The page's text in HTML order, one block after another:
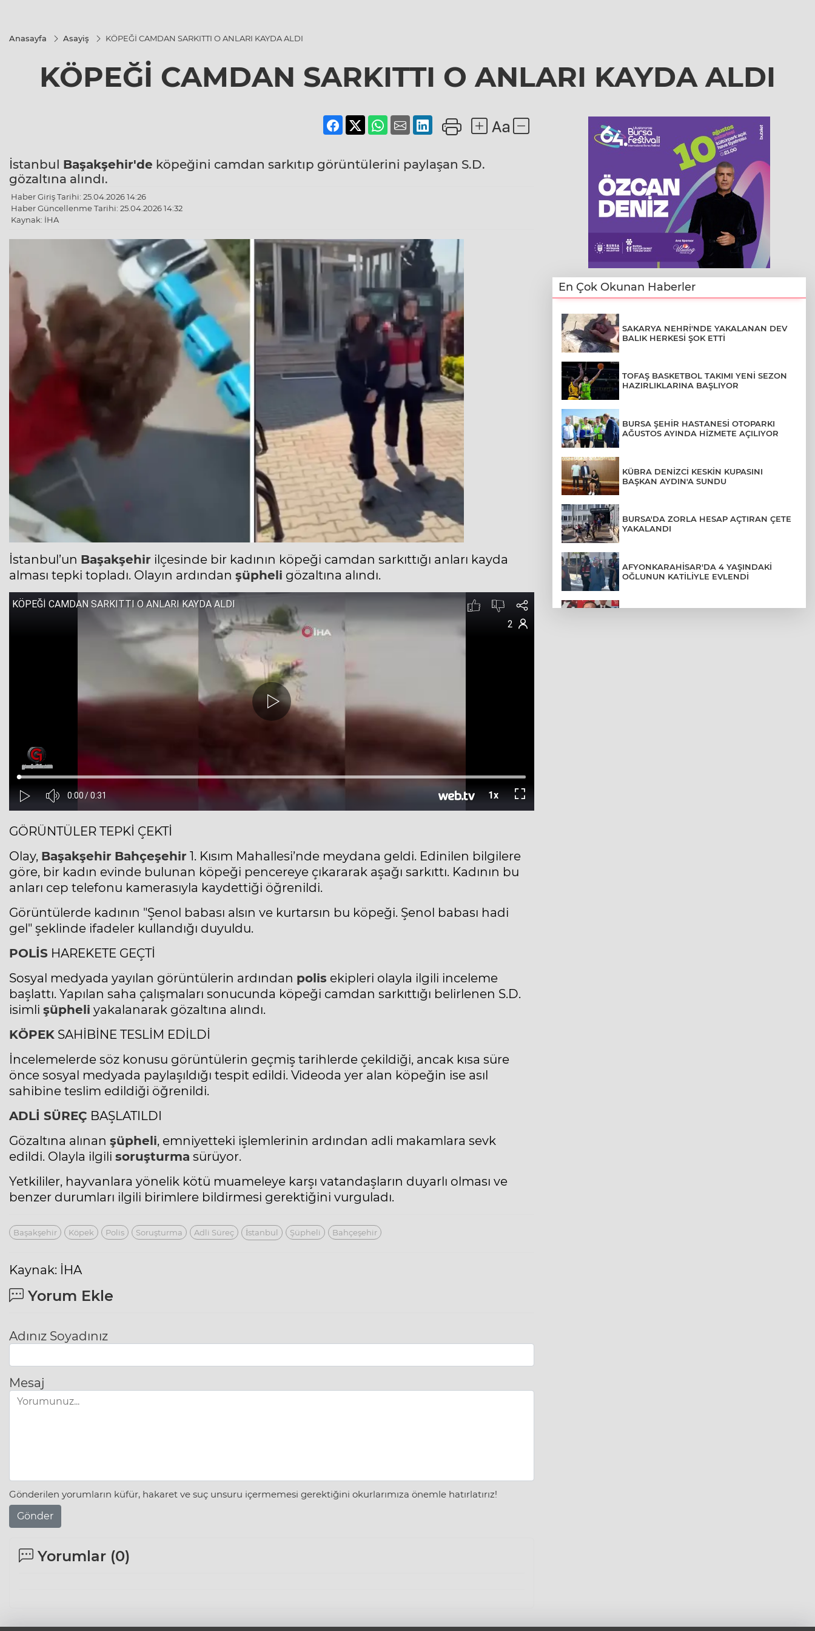
Anasayfa Asayiş KÖPEĞİ CAMDAN SARKITTI O ANLARI KAYDA ALDI
KÖPEĞİ CAMDAN SARKITTI O ANLARI KAYDA ALDI
İstanbul Başakşehir'de köpeğini camdan sarkıtıp görüntülerini paylaşan S.D.
gözaltına alındı.
Haber Giriş Tarihi: 25.04.2026 14:26
Haber Güncellenme Tarihi: 25.04.2026 14:32
Kaynak: İHA
İstanbul’un Başakşehir ilçesinde bir kadının köpeği camdan sarkıttığı anları kayda
alması tepki topladı. Olayın ardından şüpheli gözaltına alındı.
GÖRÜNTÜLER TEPKİ ÇEKTİ
Olay, Başakşehir Bahçeşehir 1. Kısım Mahallesi’nde meydana geldi. Edinilen bilgilere
göre, bir kadın evinde bulunan köpeği pencereye çıkararak aşağı sarkıttı. Kadının bu
anları cep telefonu kamerasıyla kaydettiği öğrenildi.
Görüntülerde kadının "Şenol babası alsın ve kurtarsın bu köpeği. Şenol babası hadi
gel" şeklinde ifadeler kullandığı duyuldu.
POLİS HAREKETE GEÇTİ
Sosyal medyada yayılan görüntülerin ardından polis ekipleri olayla ilgili inceleme
başlattı. Yapılan saha çalışmaları sonucunda köpeği camdan sarkıttığı belirlenen S.D.
isimli şüpheli yakalanarak gözaltına alındı.
KÖPEK SAHİBİNE TESLİM EDİLDİ
İncelemelerde söz konusu görüntülerin geçmiş tarihlerde çekildiği, ancak kısa süre
önce sosyal medyada paylaşıldığı tespit edildi. Videoda yer alan köpeğin ise asıl
sahibine teslim edildiği öğrenildi.
ADLİ SÜREÇ BAŞLATILDI
Gözaltına alınan şüpheli, emniyetteki işlemlerinin ardından adli makamlara sevk
edildi. Olayla ilgili soruşturma sürüyor.
Yetkililer, hayvanlara yönelik kötü muameleye karşı vatandaşların duyarlı olması ve
benzer durumları ilgili birimlere bildirmesi gerektiğini vurguladı.
Başakşehir Köpek Polis Soruşturma Adli Süreç İstanbul Şüpheli Bahçeşehir
Kaynak: İHA
Yorum Ekle
Adınız Soyadınız
Mesaj
Gönderilen yorumların küfür, hakaret ve suç unsuru içermemesi gerektiğini okurlarımıza önemle hatırlatırız!
Gönder
Yorumlar (0)
En Çok Okunan Haberler
SAKARYA NEHRİ'NDE YAKALANAN DEV
BALIK HERKESİ ŞOK ETTİ
TOFAŞ BASKETBOL TAKIMI YENİ SEZON
HAZIRLIKLARINA BAŞLIYOR
BURSA ŞEHİR HASTANESİ OTOPARKI
AĞUSTOS AYINDA HİZMETE AÇILIYOR
KÜBRA DENİZCİ KESKİN KUPASINI
BAŞKAN AYDIN'A SUNDU
BURSA'DA ZORLA HESAP AÇTIRAN ÇETE
YAKALANDI
AFYONKARAHİSAR'DA 4 YAŞINDAKİ
OĞLUNUN KATİLİYLE EVLENDİ